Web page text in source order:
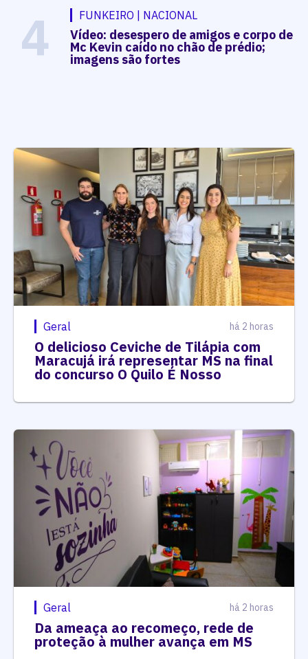
4 FUNKEIRO | NACIONAL
Vídeo: desespero de amigos e corpo de
Mc Kevin caído no chão de prédio;
imagens são fortes
Geral há 2 horas
O delicioso Ceviche de Tilápia com
Maracujá irá representar MS na final
do concurso O Quilo É Nosso
Geral há 2 horas
Da ameaça ao recomeço, rede de
proteção à mulher avança em MS